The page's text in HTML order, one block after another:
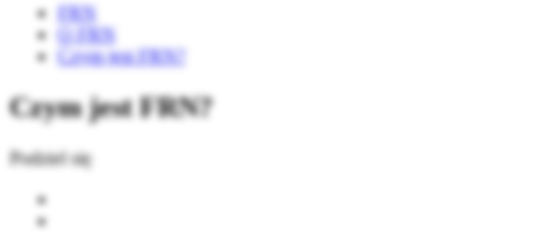
FRN
O FRN
Czym jest FRN?
Czym jest FRN?
Podziel się